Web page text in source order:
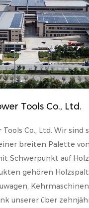
Tools Co., Ltd.
Co., Ltd. Wir sind
breiten Palette von
Schwerpunkt auf
gehören
unserer über